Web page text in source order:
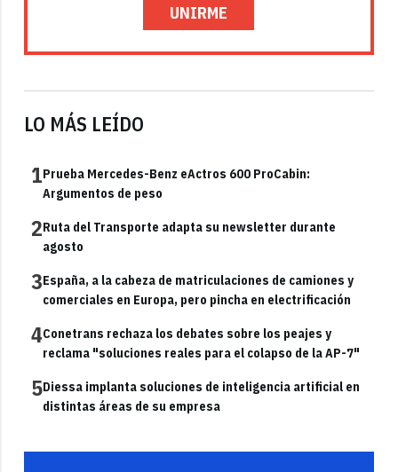
UNIRME
LO MÁS LEÍDO
1Prueba Mercedes-Benz eActros 600 ProCabin:
Argumentos de peso
2Ruta del Transporte adapta su newsletter durante
agosto
3España, a la cabeza de matriculaciones de camiones y
comerciales en Europa, pero pincha en electrificación
4Conetrans rechaza los debates sobre los peajes y
reclama "soluciones reales para el colapso de la AP-7"
5Diessa implanta soluciones de inteligencia artificial en
distintas áreas de su empresa